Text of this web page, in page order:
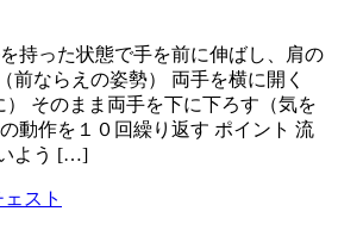
持った状態で手を前に伸ばし、肩の
前ならえの姿勢） 両手を横に開く
） そのまま両手を下に下ろす（気を
動作を１０回繰り返す ポイント 流
よう […]